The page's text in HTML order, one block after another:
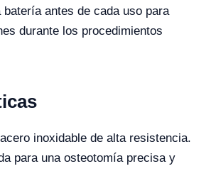
batería antes de cada uso para
durante los procedimientos
inoxidable de alta resistencia.
para una osteotomía precisa y